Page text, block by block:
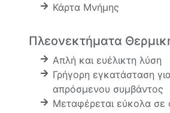
Κάρτα Μνήμης
Πλεονεκτήματα
Απλή και ευέλικτη λύση
Γρήγορη εγκατάσταση
απρόσμενου συμβάντος
Μεταφέρεται εύκολα σε